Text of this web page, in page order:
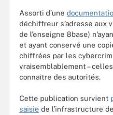
Assorti d’une
déchiffreur s’adresse aux
de l’enseigne 8base)
et ayant conservé une
chiffrées par les
vraisemblablement –
connaître des autorités.
Cette publication survient
saisie de l’infrastructure